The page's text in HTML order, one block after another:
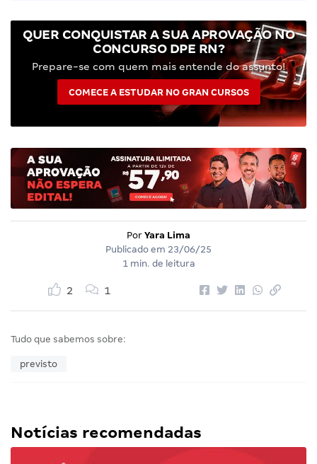
QUER CONQUISTAR A SUA APROVAÇÃO NO
CONCURSO DPE RN?
Prepare-se com quem mais entende do assunto!
COMECE A ESTUDAR NO GRAN CURSOS
Por Yara Lima
Publicado em 23/06/25
1 min. de leitura
2 1
Tudo que sabemos sobre:
previsto
Notícias recomendadas